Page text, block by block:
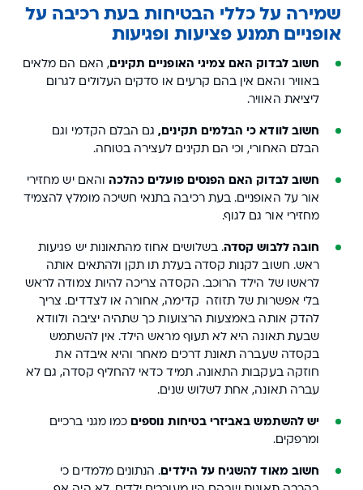
שמירה על כללי הבטיחות בעת רכיבה על
אופניים תמנע פציעות ופגיעות
חשוב לבדוק האם צמיגי האופניים תקינים, האם הם מלאים
באוויר והאם אין בהם קרעים או סדקים העלולים לגרום
ליציאת האוויר.
חשוב לוודא כי הבלמים תקינים,גם הבלם הקדמי וגם
הבלם האחורי, וכי הם תקינים לעצירה בטוחה.
חשוב לבדוק האם הפנסים פועלים כהלכה והאם יש מחזירי
אור על האופניים. בעת רכיבה בתנאי חשיכה מומלץ להצמיד
מחזירי אור גם לגוף.
חובה ללבוש קסדה. בשלושים אחוז מהתאונות יש פגיעות
ראש. חשוב לקנות קסדה בעלת תו תקן ולהתאים אותה
לראשו של הילד הרוכב. הקסדה צריכה להיות צמודה לראש
בלי אפשרות של תזוזה קדימה, אחורה או לצדדים. צריך
להדק אותה באמצעות הרצועות כך שתהיה יציבה ולוודא
שבעת תאונה היא לא תעוף מראש הילד. אין להשתמש
בקסדה שעברה תאונת דרכים מאחר והיא איבדה את
חוזקה בעקבות התאונה. תמיד כדאי להחליף קסדה, גם לא
עברה תאונה, אחת לשלוש שנים.
יש להשתמש באביזרי בטיחות נוספים כמו מגני ברכיים
ומרפקים.
חשוב מאוד להשגיח על הילדים. הנתונים מלמדים כי